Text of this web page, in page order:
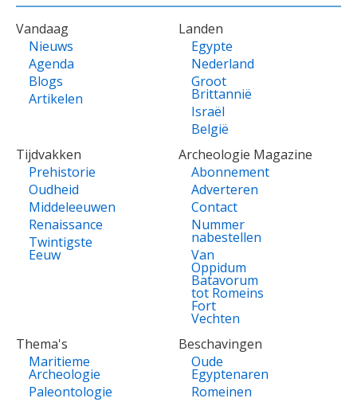
VOET
Vandaag
Nieuws
Agenda
Blogs
Artikelen
Landen
Egypte
Nederland
Groot
Brittannië
Israël
België
Tijdvakken
Prehistorie
Oudheid
Middeleeuwen
Renaissance
Twintigste
Eeuw
Archeologie Magazine
Abonnement
Adverteren
Contact
Nummer
nabestellen
Van
Oppidum
Batavorum
tot Romeins
Fort
Vechten
Thema's
Maritieme
Archeologie
Paleontologie
Beschavingen
Oude
Egyptenaren
Romeinen